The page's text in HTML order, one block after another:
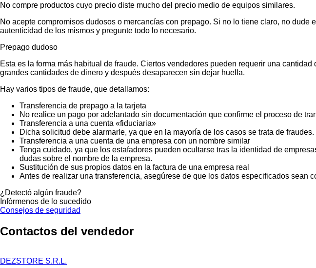
No compre productos cuyo precio diste mucho del precio medio de equipos similares.
No acepte compromisos dudosos o mercancías con prepago. Si no lo tiene claro, no
autenticidad de los mismos y pregunte todo lo necesario.
Prepago dudoso
Esta es la forma más habitual de fraude. Ciertos vendedores pueden requerir una
grandes cantidades de dinero y después desaparecen sin dejar huella.
Hay varios tipos de fraude, que detallamos:
Transferencia de prepago a la tarjeta
No realice un pago por adelantado sin documentación que confirme el proceso de
Transferencia a una cuenta «fiduciaria»
Dicha solicitud debe alarmarle, ya que en la mayoría de los casos se trata de fraudes.
Transferencia a una cuenta de una empresa con un nombre similar
Tenga cuidado, ya que los estafadores pueden ocultarse tras la identidad de
dudas sobre el nombre de la empresa.
Sustitución de sus propios datos en la factura de una empresa real
Antes de realizar una transferencia, asegúrese de que los datos especificados sean
¿Detectó algún fraude?
Infórmenos de lo sucedido
Consejos de seguridad
Contactos del vendedor
DEZSTORE S.R.L.